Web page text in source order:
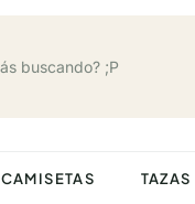
CAMISETAS TAZAS